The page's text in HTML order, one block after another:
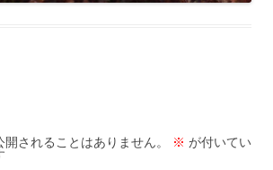
されることはありません。 ※ が付いてい